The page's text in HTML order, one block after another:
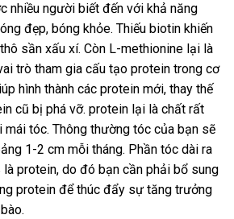
nhiều người biết đến với khả năng
đẹp, bóng khỏe. Thiếu biotin khiến
sần xấu xí. Còn L-methionine lại là
trò tham gia cấu tạo protein trong cơ
hình thành các protein mới, thay thế
cũ bị phá vỡ. protein lại là chất rất
mái tóc. Thông thường tóc của bạn sẽ
1-2 cm mỗi tháng. Phần tóc dài ra
là protein, do đó bạn cần phải bổ sung
protein để thúc đẩy sự tăng trưởng